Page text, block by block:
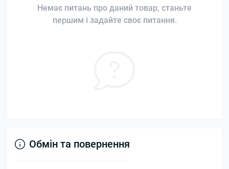
Немає питань про даний товар, станьте
першим і задайте своє питання.
Обмін та повернення